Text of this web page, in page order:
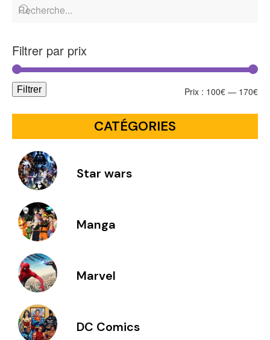
Filtrer par prix
Filtrer Prix : 100€ — 170€
CATÉGORIES
Star wars
Manga
Marvel
DC Comics